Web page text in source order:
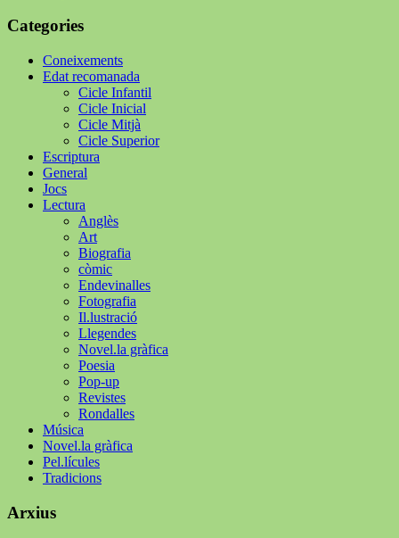
Categories
Coneixements
Edat recomanada
Cicle Infantil
Cicle Inicial
Cicle Mitjà
Cicle Superior
Escriptura
General
Jocs
Lectura
Anglès
Art
Biografia
còmic
Endevinalles
Fotografia
Il.lustració
Llegendes
Novel.la gràfica
Poesia
Pop-up
Revistes
Rondalles
Música
Novel.la gràfica
Pel.lícules
Tradicions
Arxius